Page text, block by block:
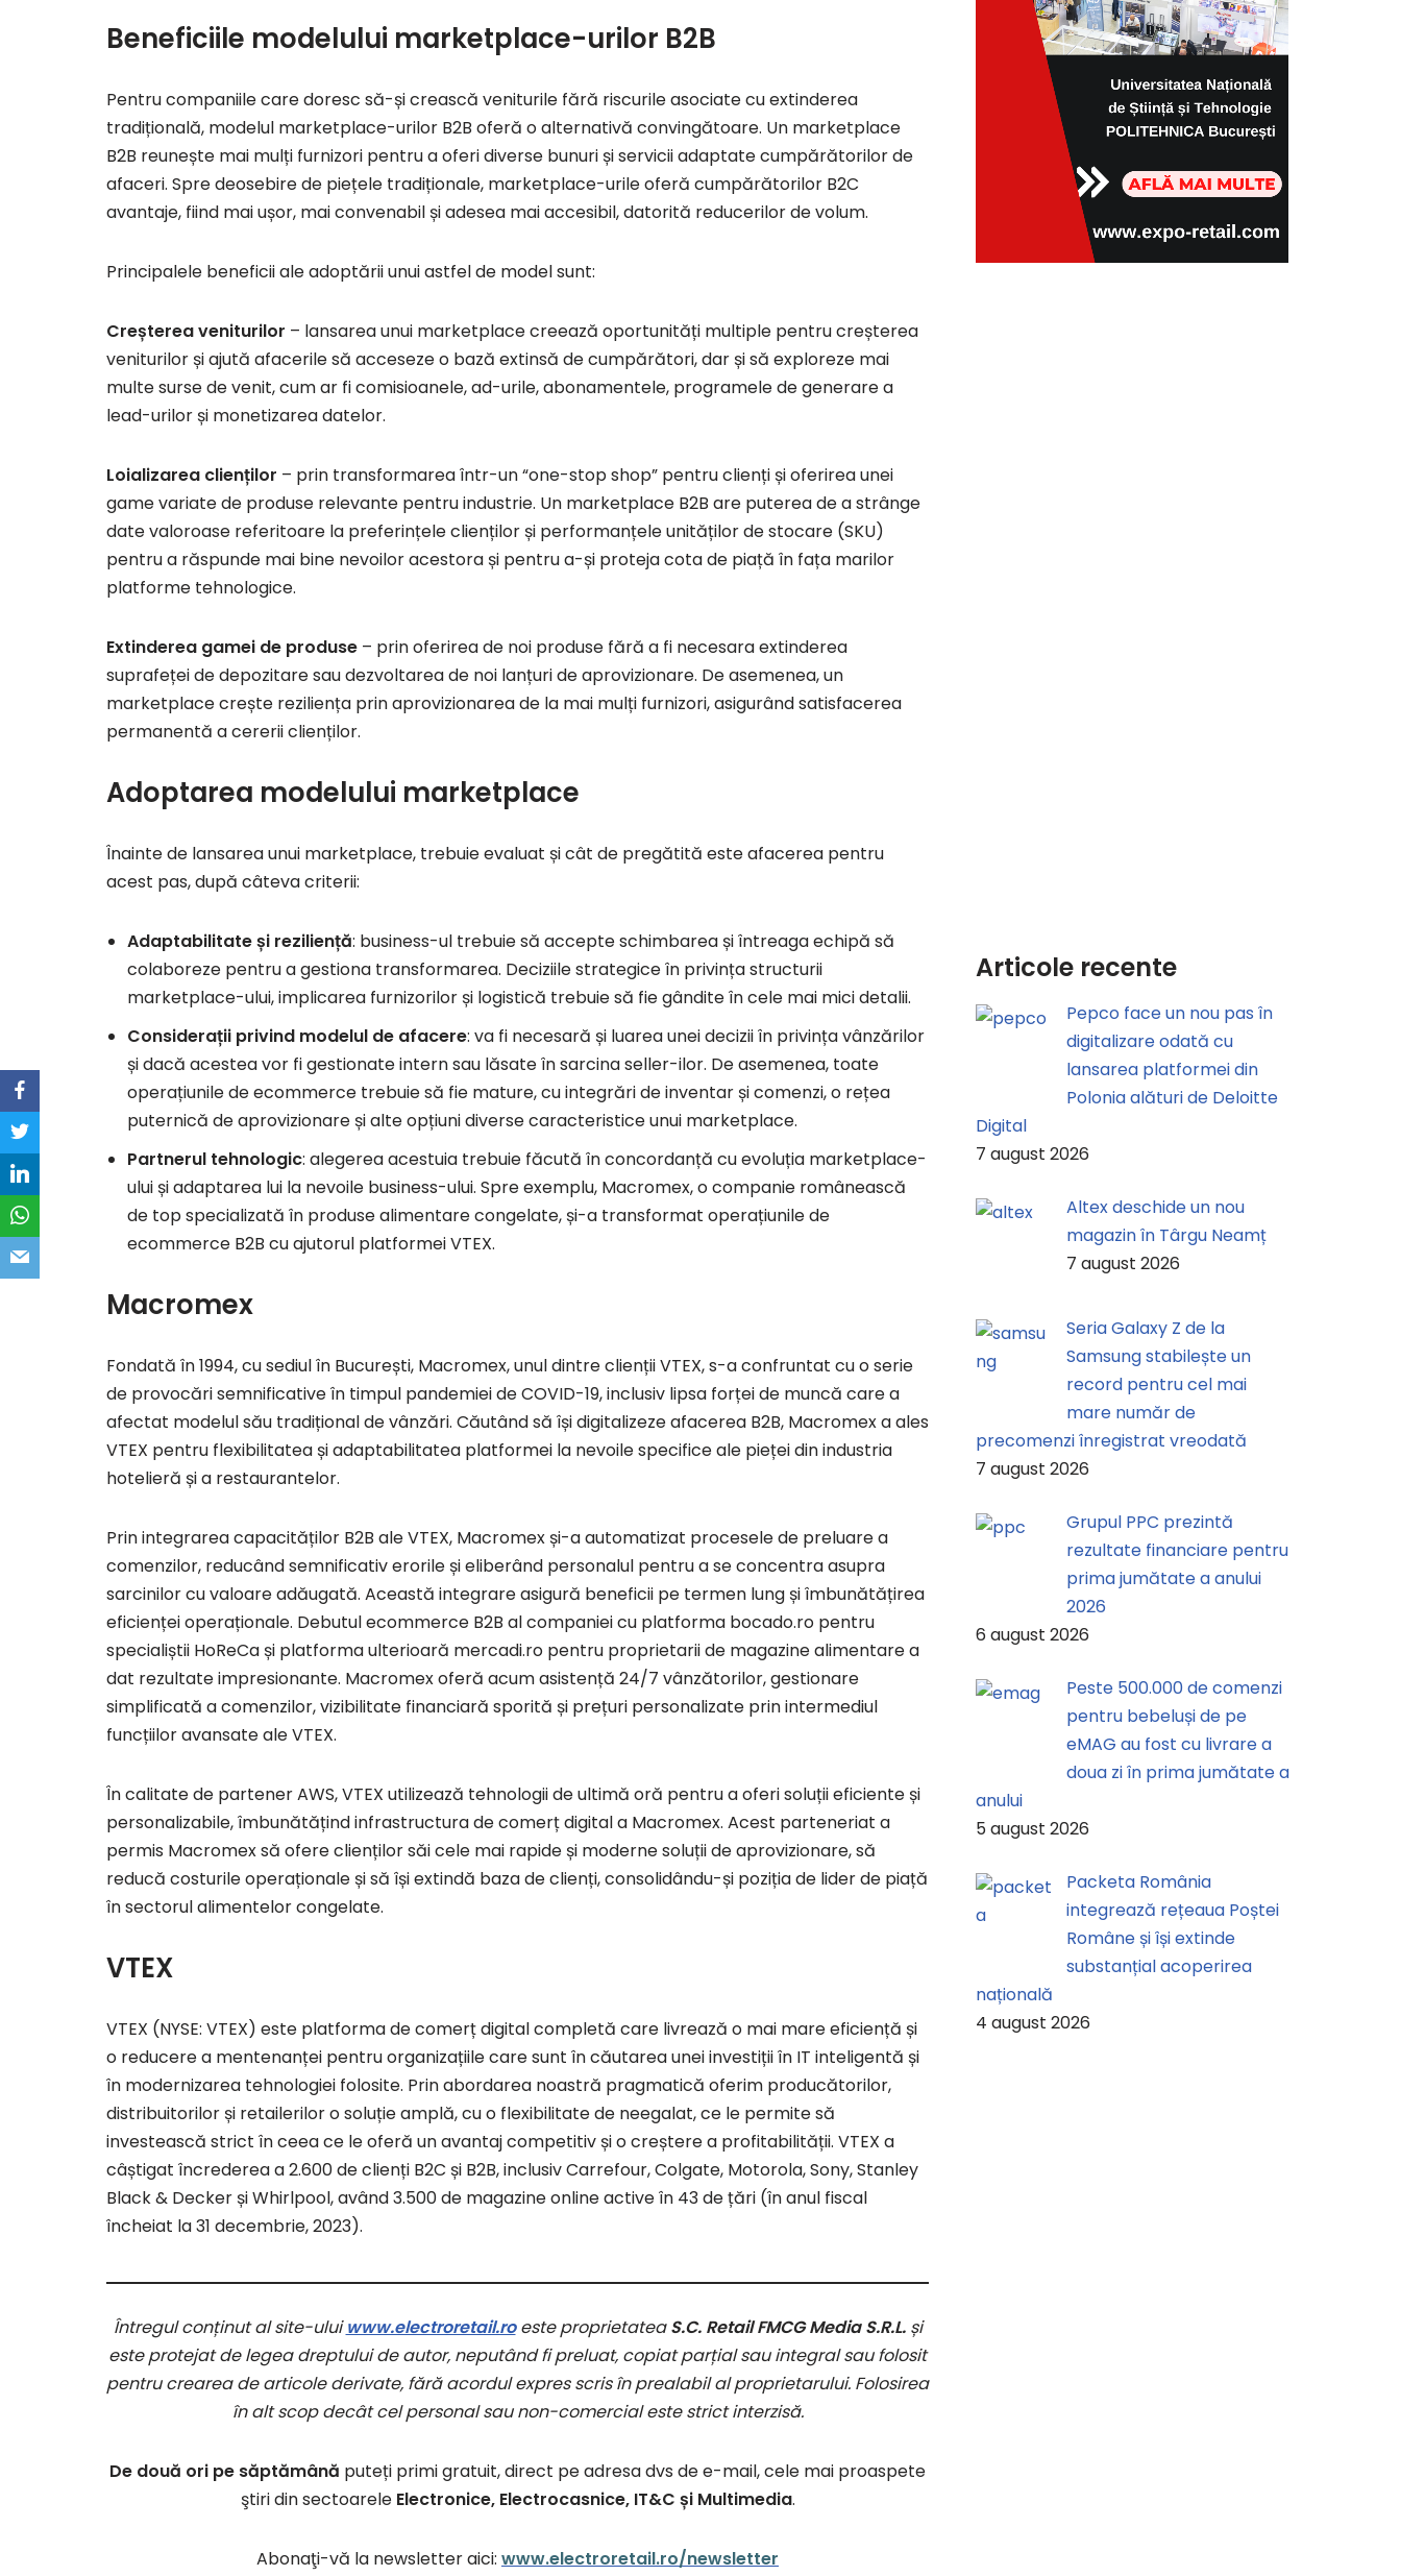
Beneficiile modelului marketplace-urilor B2B
Pentru companiile care doresc să-și crească veniturile fără riscurile asociate cu extinderea
tradițională, modelul marketplace-urilor B2B oferă o alternativă convingătoare. Un marketplace
B2B reunește mai mulți furnizori pentru a oferi diverse bunuri și servicii adaptate cumpărătorilor de
afaceri. Spre deosebire de piețele tradiționale, marketplace-urile oferă cumpărătorilor B2C
avantaje, fiind mai ușor, mai convenabil și adesea mai accesibil, datorită reducerilor de volum.
Principalele beneficii ale adoptării unui astfel de model sunt:
Creșterea veniturilor – lansarea unui marketplace creează oportunități multiple pentru creșterea
veniturilor și ajută afacerile să acceseze o bază extinsă de cumpărători, dar și să exploreze mai
multe surse de venit, cum ar fi comisioanele, ad-urile, abonamentele, programele de generare a
lead-urilor și monetizarea datelor.
Loializarea clienților – prin transformarea într-un “one-stop shop” pentru clienți și oferirea unei
game variate de produse relevante pentru industrie. Un marketplace B2B are puterea de a strânge
date valoroase referitoare la preferințele clienților și performanțele unităților de stocare (SKU)
pentru a răspunde mai bine nevoilor acestora și pentru a-și proteja cota de piață în fața marilor
platforme tehnologice.
Extinderea gamei de produse – prin oferirea de noi produse fără a fi necesara extinderea
suprafeței de depozitare sau dezvoltarea de noi lanțuri de aprovizionare. De asemenea, un
marketplace crește reziliența prin aprovizionarea de la mai mulți furnizori, asigurând satisfacerea
permanentă a cererii clienților.
Adoptarea modelului marketplace
Înainte de lansarea unui marketplace, trebuie evaluat și cât de pregătită este afacerea pentru
acest pas, după câteva criterii:
Adaptabilitate și reziliență: business-ul trebuie să accepte schimbarea și întreaga echipă să
colaboreze pentru a gestiona transformarea. Deciziile strategice în privința structurii
marketplace-ului, implicarea furnizorilor și logistică trebuie să fie gândite în cele mai mici detalii.
Considerații privind modelul de afacere: va fi necesară și luarea unei decizii în privința vânzărilor
și dacă acestea vor fi gestionate intern sau lăsate în sarcina seller-ilor. De asemenea, toate
operațiunile de ecommerce trebuie să fie mature, cu integrări de inventar și comenzi, o rețea
puternică de aprovizionare și alte opțiuni diverse caracteristice unui marketplace.
Partnerul tehnologic: alegerea acestuia trebuie făcută în concordanță cu evoluția marketplace-
ului și adaptarea lui la nevoile business-ului. Spre exemplu, Macromex, o companie românească
de top specializată în produse alimentare congelate, și-a transformat operațiunile de
ecommerce B2B cu ajutorul platformei VTEX.
Macromex
Fondată în 1994, cu sediul în București, Macromex, unul dintre clienții VTEX, s-a confruntat cu o serie
de provocări semnificative în timpul pandemiei de COVID-19, inclusiv lipsa forței de muncă care a
afectat modelul său tradițional de vânzări. Căutând să își digitalizeze afacerea B2B, Macromex a ales
VTEX pentru flexibilitatea și adaptabilitatea platformei la nevoile specifice ale pieței din industria
hotelieră și a restaurantelor.
Prin integrarea capacităților B2B ale VTEX, Macromex și-a automatizat procesele de preluare a
comenzilor, reducând semnificativ erorile și eliberând personalul pentru a se concentra asupra
sarcinilor cu valoare adăugată. Această integrare asigură beneficii pe termen lung și îmbunătățirea
eficienței operaționale. Debutul ecommerce B2B al companiei cu platforma bocado.ro pentru
specialiștii HoReCa și platforma ulterioară mercadi.ro pentru proprietarii de magazine alimentare a
dat rezultate impresionante. Macromex oferă acum asistență 24/7 vânzătorilor, gestionare
simplificată a comenzilor, vizibilitate financiară sporită și prețuri personalizate prin intermediul
funcțiilor avansate ale VTEX.
În calitate de partener AWS, VTEX utilizează tehnologii de ultimă oră pentru a oferi soluții eficiente și
personalizabile, îmbunătățind infrastructura de comerț digital a Macromex. Acest parteneriat a
permis Macromex să ofere clienților săi cele mai rapide și moderne soluții de aprovizionare, să
reducă costurile operaționale și să își extindă baza de clienți, consolidându-și poziția de lider de piață
în sectorul alimentelor congelate.
VTEX
VTEX (NYSE: VTEX) este platforma de comerț digital completă care livrează o mai mare eficiență și
o reducere a mentenanței pentru organizațiile care sunt în căutarea unei investiții în IT inteligentă și
în modernizarea tehnologiei folosite. Prin abordarea noastră pragmatică oferim producătorilor,
distribuitorilor și retailerilor o soluție amplă, cu o flexibilitate de neegalat, ce le permite să
investească strict în ceea ce le oferă un avantaj competitiv și o creștere a profitabilității. VTEX a
câștigat încrederea a 2.600 de clienți B2C și B2B, inclusiv Carrefour, Colgate, Motorola, Sony, Stanley
Black & Decker și Whirlpool, având 3.500 de magazine online active în 43 de țări (în anul fiscal
încheiat la 31 decembrie, 2023).
Întregul conținut al site-uluiwww.electroretail.roeste proprietateaS.C. Retail FMCG Media S.R.L. și
este protejat de legea dreptului de autor, neputând fi preluat, copiat parțial sau integral sau folosit
pentru crearea de articole derivate, fără acordul expres scris în prealabil al proprietarului. Folosirea
în alt scop decât cel personal sau non-comercial este strict interzisă.
De două ori pe săptămână puteți primi gratuit, direct pe adresa dvs de e-mail, cele mai proaspete
ştiri din sectoarele Electronice, Electrocasnice, IT&C și Multimedia.
Abonaţi-vă la newsletter aici: www.electroretail.ro/newsletter
Articole recente
Pepco face un nou pas în
digitalizare odată cu
lansarea platformei din
Polonia alături de Deloitte
Digital
7 august 2026
Altex deschide un nou
magazin în Târgu Neamț
7 august 2026
Seria Galaxy Z de la
Samsung stabilește un
record pentru cel mai
mare număr de
precomenzi înregistrat vreodată
7 august 2026
Grupul PPC prezintă
rezultate financiare pentru
prima jumătate a anului
2026
6 august 2026
Peste 500.000 de comenzi
pentru bebeluși de pe
eMAG au fost cu livrare a
doua zi în prima jumătate a
anului
5 august 2026
Packeta România
integrează rețeaua Poștei
Române și își extinde
substanțial acoperirea
națională
4 august 2026